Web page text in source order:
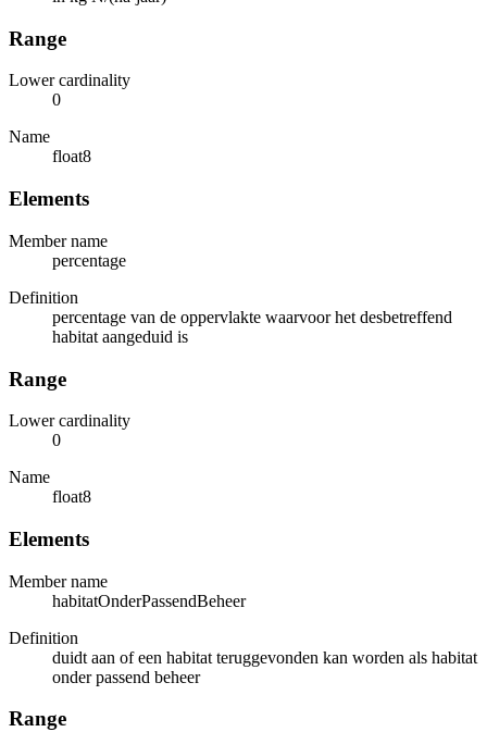
Range
Lower cardinality
0
Name
float8
Elements
Member name
percentage
Definition
percentage van de oppervlakte waarvoor het desbetreffend
habitat aangeduid is
Range
Lower cardinality
0
Name
float8
Elements
Member name
habitatOnderPassendBeheer
Definition
duidt aan of een habitat teruggevonden kan worden als habitat
onder passend beheer
Range